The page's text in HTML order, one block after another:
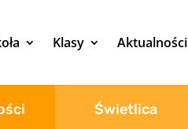
Klasy Aktualności
Świetlica